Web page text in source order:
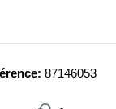
87146053